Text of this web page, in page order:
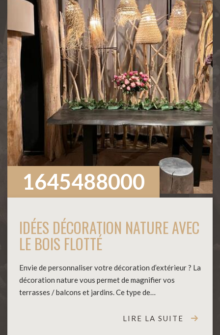
1645488000
IDÉES DÉCORATION NATURE AVEC
LE BOIS FLOTTÉ
Envie de personnaliser votre décoration d’extérieur ? La
décoration nature vous permet de magnifier vos
terrasses / balcons et jardins. Ce type de…
LIRE LA SUITE